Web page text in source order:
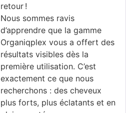
retour !
Nous sommes ravis
d’apprendre que la gamme
Organiqplex vous a offert des
résultats visibles dès la
première utilisation. C’est
exactement ce que nous
recherchons : des cheveux
plus forts, plus éclatants et en